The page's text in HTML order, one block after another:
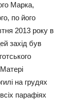
Марка,
по його
2013 року в
захід був
на грудях
парафіях